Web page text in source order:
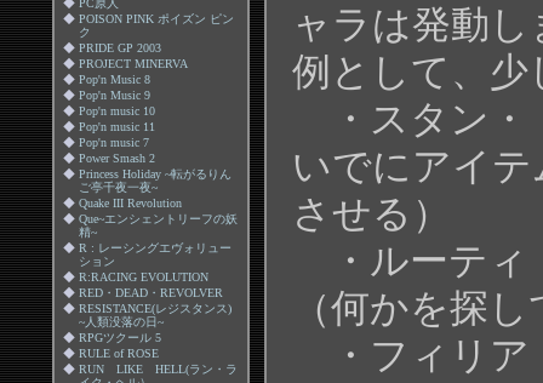
◆ PC原人
◆ POISON PINK ポイズン ピン
ク
◆ PRIDE GP 2003
◆ PROJECT MINERVA
◆ Pop'n Music 8
◆ Pop'n Music 9
◆ Pop'n music 10
◆ Pop'n music 11
◆ Pop'n music 7
◆ Power Smash 2
◆ Princess Holiday ~転がるりん
ご亭千夜一夜~
◆ Quake III Revolution
◆ Que~エンシェントリーフの妖
精~
◆ R : レーシングエヴォリュー
ション
◆ R:RACING EVOLUTION
◆ RED・DEAD・REVOLVER
◆ RESISTANCE(レジスタンス)
~人類没落の日~
◆ RPGツクール 5
◆ RULE of ROSE
◆ RUN LIKE HELL(ラン・ラ
ャラは発動
例として、少
・スタン・
いでにアイ
させる）
・ルーティ
（何かを探
・フィリア